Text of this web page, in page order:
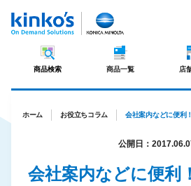
商品検索 商品一覧 店
ホーム お役立ちコラム
公開日：
会社案内などに便利